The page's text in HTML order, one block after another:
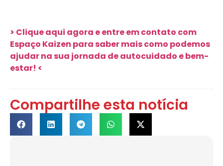
> Clique aqui agora e entre em contato com
Espaço Kaizen para saber mais como podemos
ajudar na sua jornada de autocuidado e bem-
estar! <
Compartilhe esta notícia